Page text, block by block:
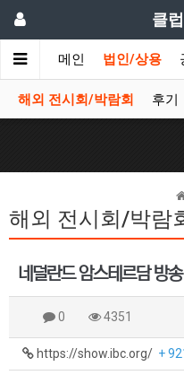
클
메인 법인/상용
해외 전시회/박람회 후기
해외 전시회/박람
네덜란드 암스테르담 방
0 4351
https://show.ibc.org/ +